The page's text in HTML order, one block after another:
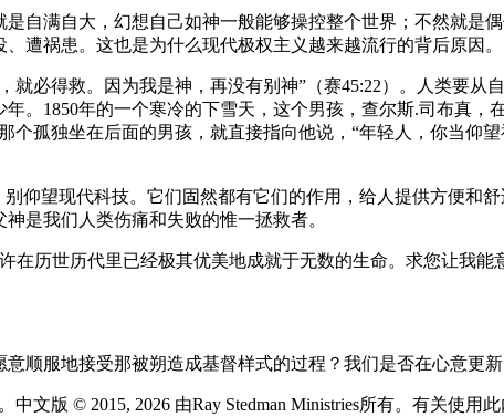
自满自大，幻想自己如神一般能够操控整个世界；不然就是
遭祸患。这也是为什么现代极权主义越来越流行的背后原因。
必得救。因为我是神，再没有别神”（赛45:22）。人类要从
。1850年的一个寒冷的下雪天，这个男孩，查尔斯.司布真
个孤独坐在后面的男孩，就直接指向他说，“年轻人，你当仰
仰望现代科技。它们固然都有它们的作用，给人提供方便和
是我们人类伤痛和失败的惟一拯救者。
在历世历代里已经极其优美地成就于无数的生命。求您让我
顺服地接受那被朔造成基督样式的过程？我们是否在心意更
中文版 © 2015, 2026 由Ray Stedman Ministries所有。有关使用